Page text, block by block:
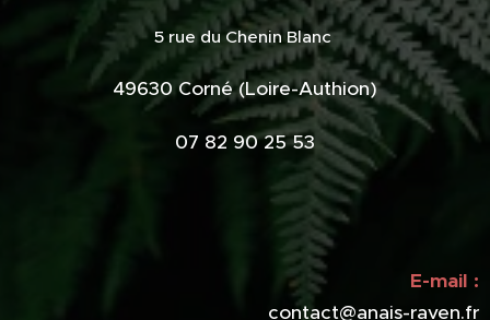
5 rue du Chenin Blanc
49630 Corné (Loire-Authion)
07 82 90 25 53
E-mail :
contact@anais-raven.fr